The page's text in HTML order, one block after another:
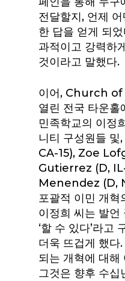
전달할지, 언제
한 답을 얻게 되
과적이고 강력하
것이라고 말했다.
이어, Church
열린 전국 타운홀
민족학교의 이정
니티 구성원들
CA-15), Zoe
Gutierrez (D,
Menendez (D,
포괄적 이민 개혁
이정희 씨는 발언
‘할 수 있다’라고
더욱 뜨겁게 했다
되는 개혁에 대해
그것은 향후 수십